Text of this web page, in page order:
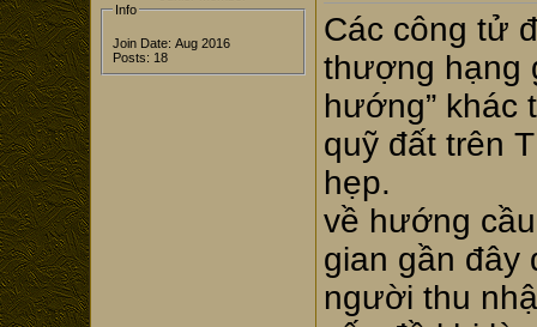
Info
Join Date: Aug 2016
Posts: 18
Các công tử
thượng hạng
hướng” khác
quỹ đất trên
hẹp.
về hướng
gian gần đây
người thu